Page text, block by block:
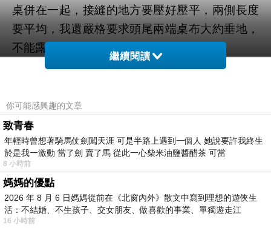
桌併在一起，接縫的地方要壓好壓平，兩側長度
要平均，我還嚴格要求頭尾兩端桌布大約垂地，
不能露出桌腿。
合作多年的主持人小宋也一早來幫忙。總之我不
在的時候，我姪女和他就充當我的分身。
繼續閱讀
你可能感興趣的文章
致青春
年輕時曾想著騎馬仗劍闖天涯 可是半路上遇到一個人 她說要許我終生
於是我一激動 當了劍 賣了馬 從此一心柴米油鹽醬醋茶 可當
8 小時前
媽媽的優點
2026 年 8 月 6 日媽媽從前在《北窗內外》散文中寫到理想的遊俠生
活：不結婚、不生孩子、交女朋友、做喜歡的事業、單獨遊走江
湖⋯⋯，
16 小時前